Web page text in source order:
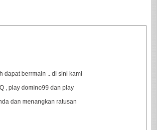
dapat berrmain .. di sini kami
, play domino99 dan play
dan menangkan ratusan